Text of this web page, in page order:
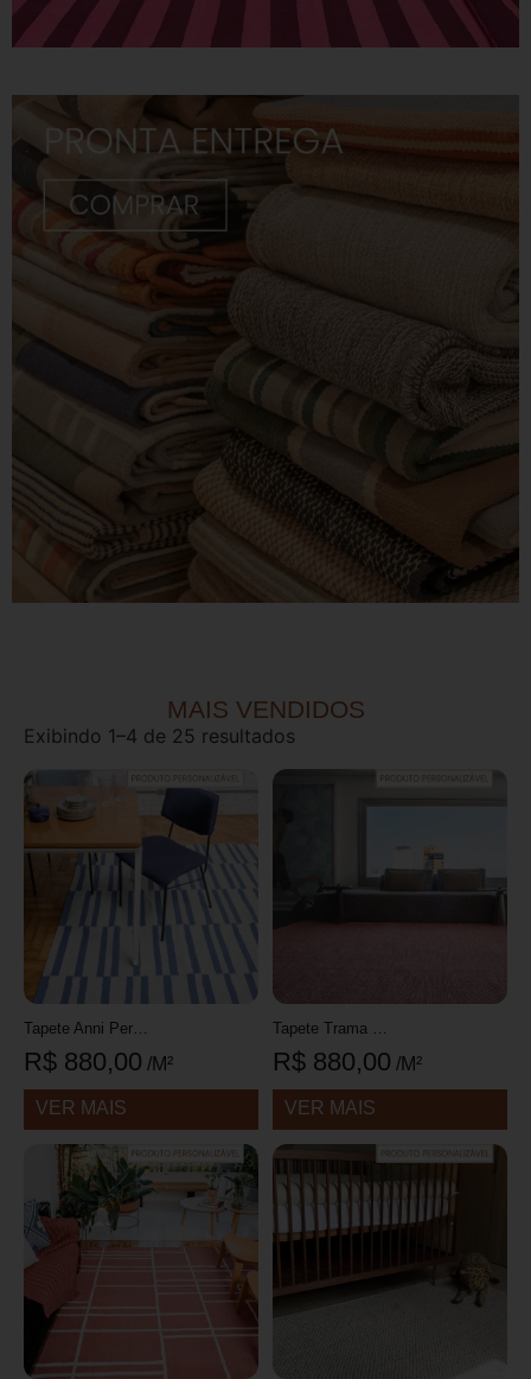
MAIS VENDIDOS
Exibindo 1–4 de 25 resultados
Tapete Anni Personalizável Listrado feito à mão, 100% algodão reciclado
R$ 880,00 /M²
VER MAIS
Tapete Trama Personalizável Com textura feito à mão, 100% algodão reciclado
R$ 880,00 /M²
VER MAIS